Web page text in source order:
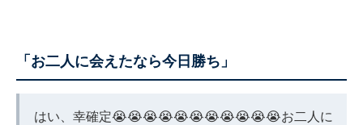
「お二人に会えたなら今日勝ち」
はい、幸確定😭😭😭😭😭😭😭😭😭😭😭お二人に